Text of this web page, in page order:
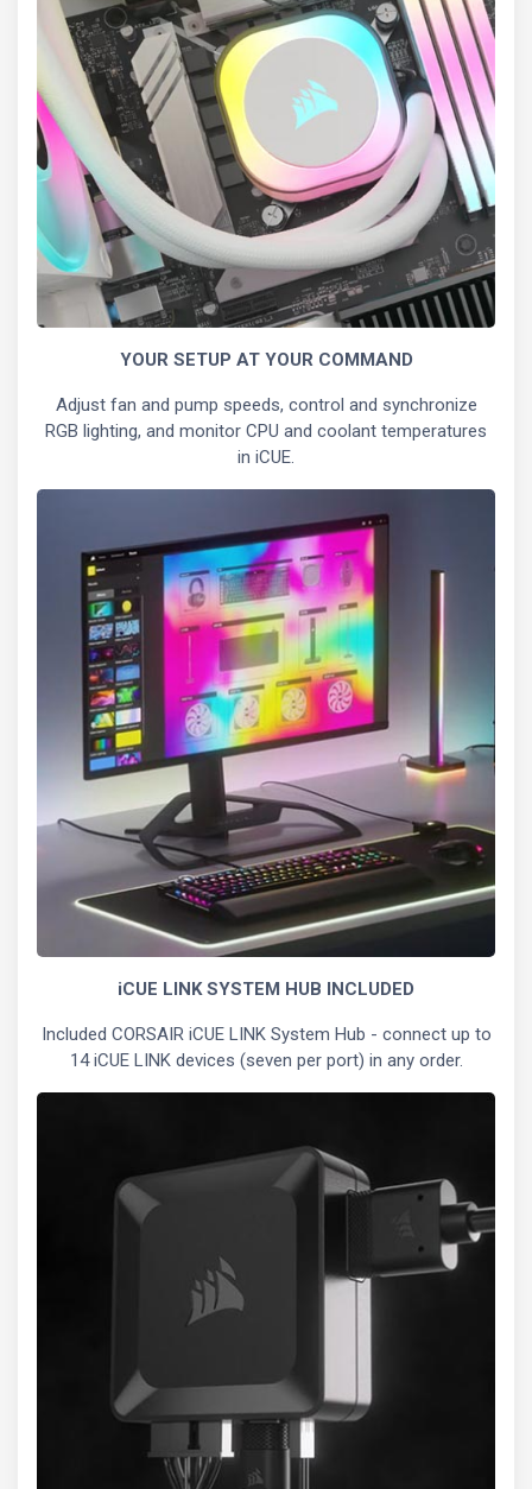
YOUR SETUP AT YOUR COMMAND
Adjust fan and pump speeds, control and synchronize
RGB lighting, and monitor CPU and coolant temperatures
in iCUE.
iCUE LINK SYSTEM HUB INCLUDED
Included CORSAIR iCUE LINK System Hub - connect up to
14 iCUE LINK devices (seven per port) in any order.